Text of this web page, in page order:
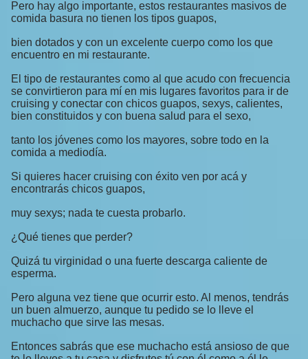
Pero hay algo importante, estos restaurantes masivos de
comida basura no tienen los tipos guapos,
bien dotados y con un excelente cuerpo como los que
encuentro en mi restaurante.
El tipo de restaurantes como al que acudo con frecuencia
se convirtieron para mí en mis lugares favoritos para ir de
cruising y conectar con chicos guapos, sexys, calientes,
bien constituidos y con buena salud para el sexo,
tanto los jóvenes como los mayores, sobre todo en la
comida a mediodía.
Si quieres hacer cruising con éxito ven por acá y
encontrarás chicos guapos,
muy sexys; nada te cuesta probarlo.
¿Qué tienes que perder?
Quizá tu virginidad o una fuerte descarga caliente de
esperma.
Pero alguna vez tiene que ocurrir esto. Al menos, tendrás
un buen almuerzo, aunque tu pedido se lo lleve el
muchacho que sirve las mesas.
Entonces sabrás que ese muchacho está ansioso de que